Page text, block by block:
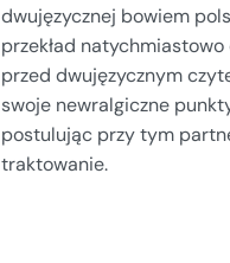
dwujęzycznej bowiem
przekład natychmiastowo
przed dwujęzycznym
swoje newralgiczne
postulując przy tym
traktowanie.